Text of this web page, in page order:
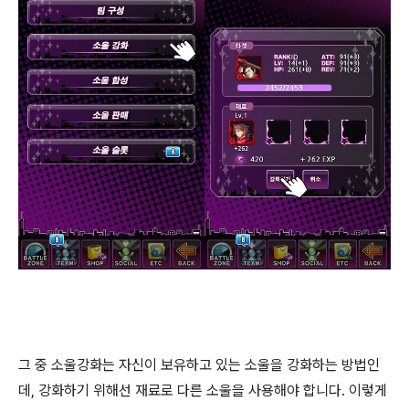
그 중 소울강화는 자신이 보유하고 있는 소울을 강화하는 방법인
데, 강화하기 위해선 재료로 다른 소울을 사용해야 합니다. 이렇게